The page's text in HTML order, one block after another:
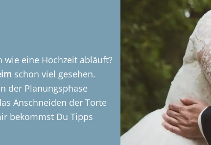
wie eine Hochzeit abläuft?
schon viel gesehen.
der Planungsphase
Anschneiden der Torte
bekommst Du Tipps